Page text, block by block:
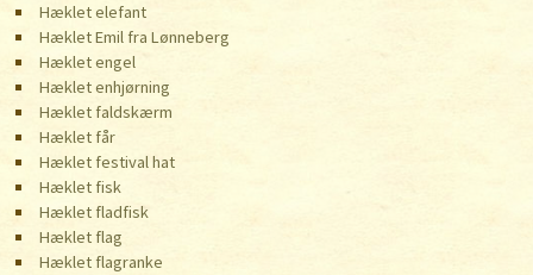
Hæklet elefant
Hæklet Emil fra Lønneberg
Hæklet engel
Hæklet enhjørning
Hæklet faldskærm
Hæklet får
Hæklet festival hat
Hæklet fisk
Hæklet fladfisk
Hæklet flag
Hæklet flagranke